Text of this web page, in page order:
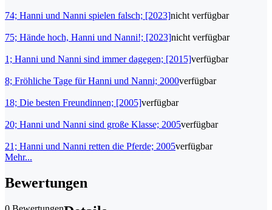
74; Hanni und Nanni spielen falsch; [2023]nicht verfügbar
75; Hände hoch, Hanni und Nanni!; [2023]nicht verfügbar
1; Hanni und Nanni sind immer dagegen; [2015]verfügbar
8; Fröhliche Tage für Hanni und Nanni; 2000verfügbar
18; Die besten Freundinnen; [2005]verfügbar
20; Hanni und Nanni sind große Klasse; 2005verfügbar
21; Hanni und Nanni retten die Pferde; 2005verfügbar
Mehr...
Bewertungen